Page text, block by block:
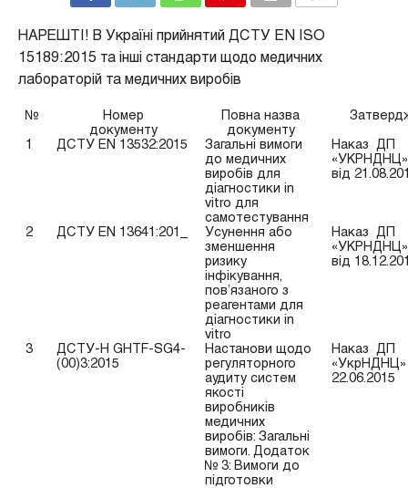
НАРЕШТІ! В Україні прийнятий ДСТУ EN ISO
15189:2015 та інші стандарти щодо медичних
лабораторій та медичних виробів
№
Номер
документу
Повна назва
документу
1 ДСТУ EN 13532:2015
Загальні вимоги
до медичних
виробів для
діагностики in
vitro для
самотестування
Наказ ДП
від
2 ДСТУ EN 13641:201_
Усунення або
зменшення
ризику
інфікування,
пов’язаного з
реагентами для
діагностики in
vitro
Наказ ДП
від
3
ДСТУ-Н GHTF-SG4-
(00)3:2015
Настанови щодо
регуляторного
аудиту систем
якості
виробників
медичних
виробів: Загальні
вимоги. Додаток
№ 3: Вимоги до
підготовки
Наказ ДП
«УкрНДНЦ»
22.06.2015